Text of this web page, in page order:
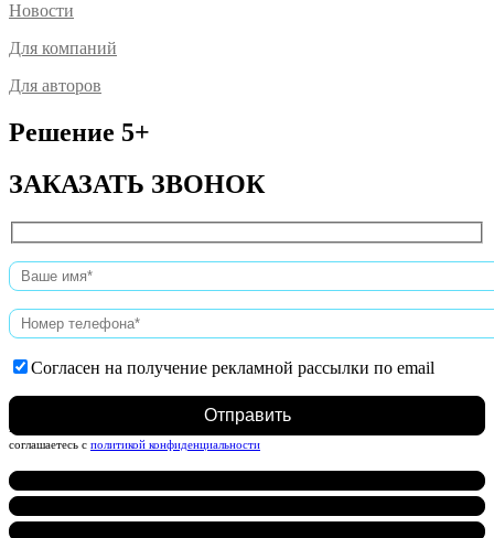
Новости
Для компаний
Для авторов
Решение 5+
ЗАКАЗАТЬ ЗВОНОК
Согласен на получение рекламной рассылки по email
Нажимая на кнопку, вы даете согласие на обработку персональных данных и
соглашаетесь c политикой конфиденциальности